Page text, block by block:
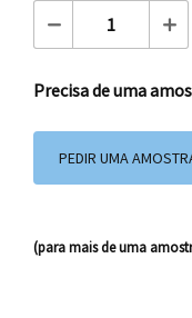
Quantidade de
Precisa de uma
PEDIR UMA
(para mais de uma